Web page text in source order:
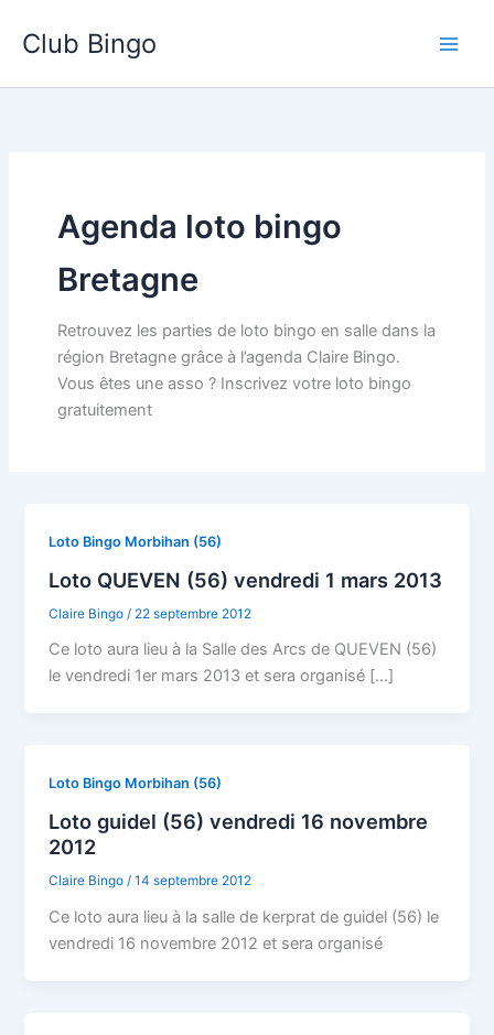
Club Bingo
Agenda loto bingo
Bretagne
Retrouvez les parties de loto bingo en salle dans la
région Bretagne grâce à l’agenda Claire Bingo.
Vous êtes une asso ? Inscrivez votre loto bingo
gratuitement
Loto Bingo Morbihan (56)
Loto QUEVEN (56) vendredi 1 mars 2013
Claire Bingo / 22 septembre 2012
Ce loto aura lieu à la Salle des Arcs de QUEVEN (56)
le vendredi 1er mars 2013 et sera organisé […]
Loto Bingo Morbihan (56)
Loto guidel (56) vendredi 16 novembre
2012
Claire Bingo/14 septembre 2012
Ce loto aura lieu à la salle de kerprat de guidel (56) le
vendredi 16 novembre 2012 et sera organisé